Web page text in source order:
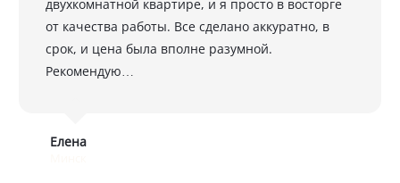
двухкомнатной квартире, и я просто в восторге
от качества работы. Все сделано аккуратно, в
срок, и цена была вполне разумной.
Рекомендую…
Елена